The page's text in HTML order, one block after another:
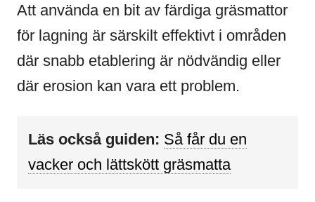
Att använda en bit av färdiga gräsmattor
för lagning är särskilt effektivt i områden
där snabb etablering är nödvändig eller
där erosion kan vara ett problem.
Läs också guiden: Så får du en
vacker och lättskött gräsmatta